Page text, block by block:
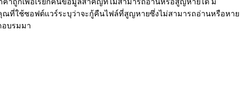
าถูกเพื่อเรียกคืนข้อมูลสำคัญที่ไม่สามารถอ่านหรือสูญหายได้ มี
ที่ใช้ซอฟต์แวร์ระบุว่าจะกู้คืนไฟล์ที่สูญหายซึ่งไม่สามารถอ่านหรือหาย
อบรมมา